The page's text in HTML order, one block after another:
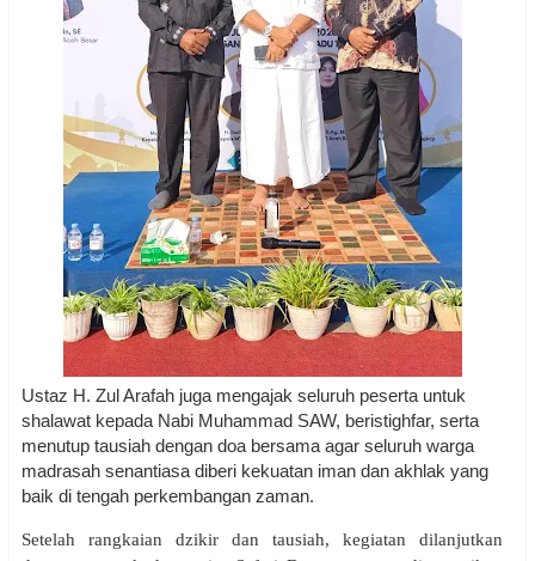
Ustaz H. Zul Arafah juga mengajak seluruh peserta untuk
shalawat kepada Nabi Muhammad SAW, beristighfar, serta
menutup tausiah dengan doa bersama agar seluruh warga
madrasah senantiasa diberi kekuatan iman dan akhlak yang
baik di tengah perkembangan zaman.
Setelah rangkaian dzikir dan tausiah, kegiatan dilanjutkan